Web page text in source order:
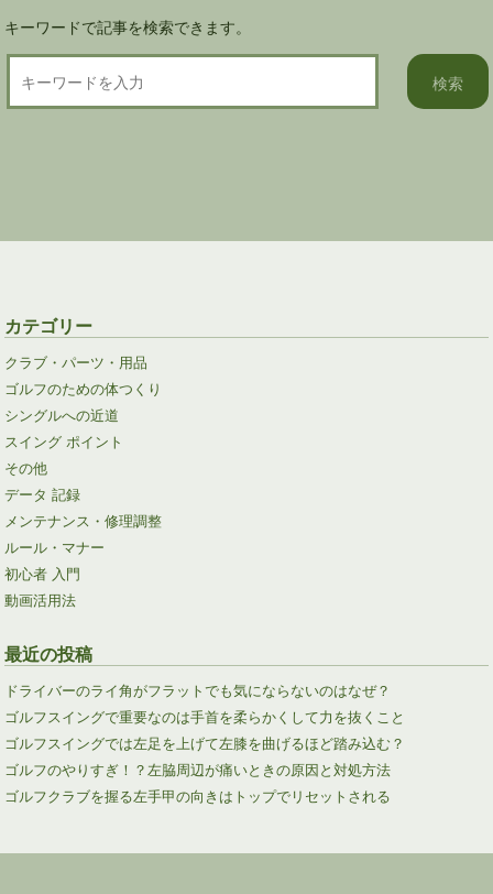
キーワードで記事を検索できます。
カテゴリー
クラブ・パーツ・用品
ゴルフのための体つくり
シングルへの近道
スイング ポイント
その他
データ 記録
メンテナンス・修理調整
ルール・マナー
初心者 入門
動画活用法
最近の投稿
ドライバーのライ角がフラットでも気にならないのはなぜ？
ゴルフスイングで重要なのは手首を柔らかくして力を抜くこと
ゴルフスイングでは左足を上げて左膝を曲げるほど踏み込む？
ゴルフのやりすぎ！？左脇周辺が痛いときの原因と対処方法
ゴルフクラブを握る左手甲の向きはトップでリセットされる